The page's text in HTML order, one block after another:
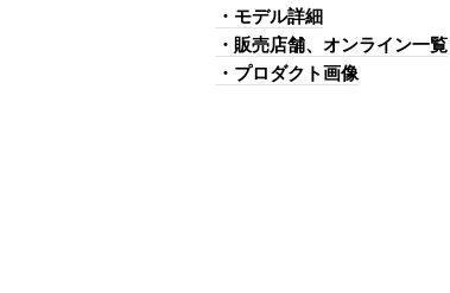
・モデル詳細
・販売店舗、オンライン一覧
・プロダクト画像